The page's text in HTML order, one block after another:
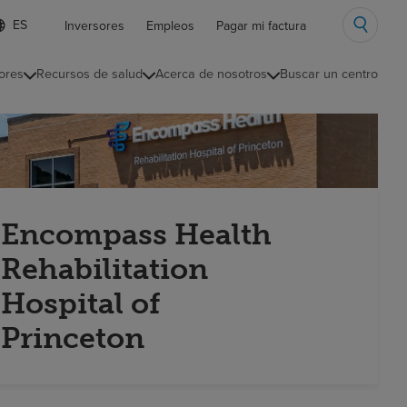
Inversores Empleos Pagar mi factura
Recursos de salud Acerca de nosotros Buscar un centro
Encompass Health
Rehabilitation
Hospital of
Princeton